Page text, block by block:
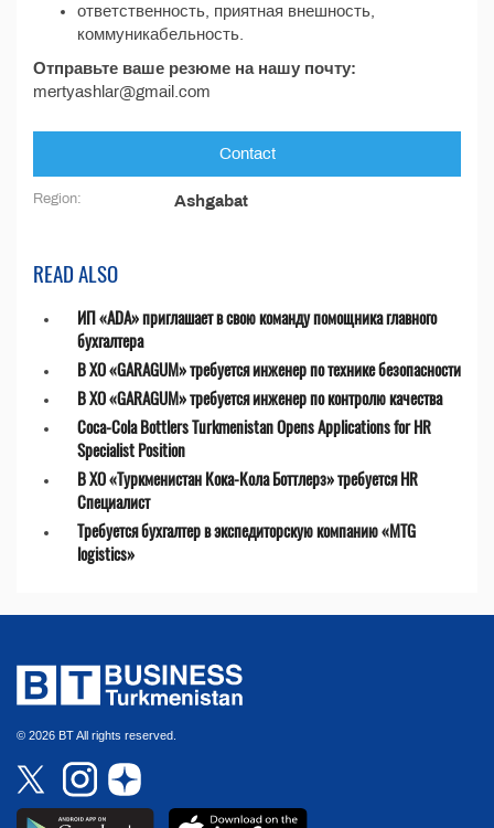
ответственность, приятная внешность,
коммуникабельность.
Отправьте ваше резюме на нашу почту:
mertyashlar@gmail.com
Contact
Region: Ashgabat
READ ALSO
ИП «ADA» приглашает в свою команду помощника главного
бухгалтера
В ХО «GARAGUM» требуется инженер по технике безопасности
В ХО «GARAGUM» требуется инженер по контролю качества
Coca-Cola Bottlers Turkmenistan Opens Applications for HR
Specialist Position
В ХО «Туркменистан Кока-Кола Боттлерз» требуется HR
Специалист
Требуется бухгалтер в экспедиторскую компанию «MTG
logistics»
© 2026 BT All rights reserved.